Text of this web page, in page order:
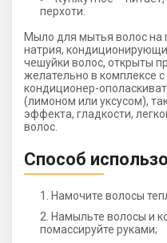
перхоти.
Мыло для мытья волос на
натрия,
чешуйки волос, открыты
желательно в комплексе
кондиционер-
(лимоном или уксусом),
эффекта, гладкости,
волос.
Способ
Намочите волосы
Намыльте волосы и
помассируйте руками;